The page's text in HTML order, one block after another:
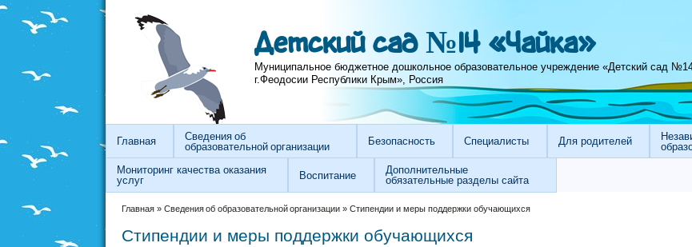
Перейти к основному содержанию
Skip to search
Детский сад №14 «Чайка»
Муниципальное бюджетное дошкольное образовательное учреждение «Детский сад
г.Феодосии Республики Крым», Россия
Главная
Сведения об
образовательной организации
Безопасность Специалисты Для родителей
Мониторинг качества оказания
услуг
Воспитание
Дополнительные
обязательные разделы сайта
Вы здесь
Главная» Сведения об образовательной организации» Стипендии и меры поддержки обучающихся
Стипендии и меры поддержки обучающихся